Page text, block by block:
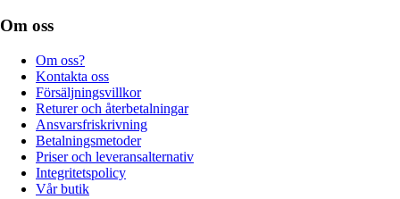
Om oss
Om oss?
Kontakta oss
Försäljningsvillkor
Returer och återbetalningar
Ansvarsfriskrivning
Betalningsmetoder
Priser och leveransalternativ
Integritetspolicy
Vår butik